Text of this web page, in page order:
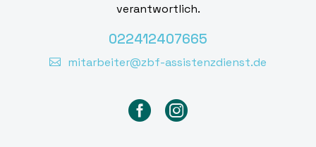
verantwortlich.
022412407665
mitarbeiter@zbf-assistenzdienst.de